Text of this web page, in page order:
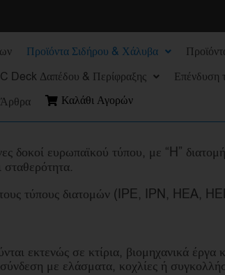
Προϊόντα Σιδήρου & Χάλυβα
Deck Δαπέδου & Περίφραξης Επένδυση
Άρθρα
Καλάθι Αγορών
δοκοί ευρωπαϊκού τύπου, με “H”
σταθερότητα.
τύπους διατομών (IPE, IPN, HEA,
εκτενώς σε κτίρια, βιομηχανικά έργα
με ελάσματα, κοχλίες ή